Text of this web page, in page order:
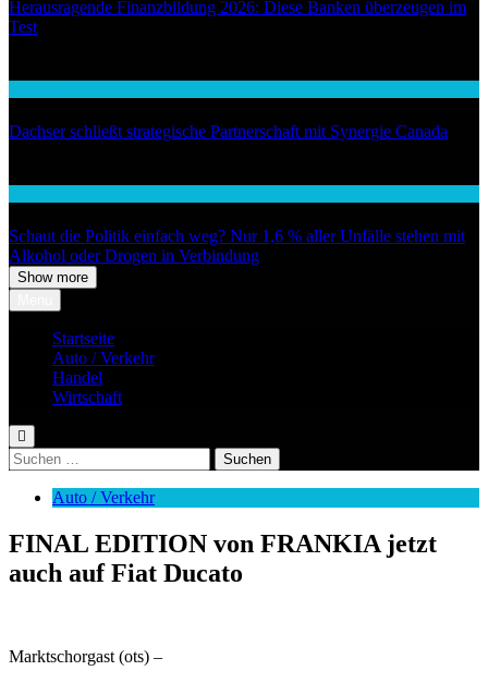
Herausragende Finanzbildung 2026: Diese Banken überzeugen im
Test
Dachser schließt strategische Partnerschaft mit Synergie Canada
Schaut die Politik einfach weg? Nur 1,6 % aller Unfälle stehen mit
Alkohol oder Drogen in Verbindung
Show more
Startseite
Auto / Verkehr
Handel
Wirtschaft
Suchen
nach:
Auto / Verkehr
FINAL EDITION von FRANKIA jetzt
auch auf Fiat Ducato
Marktschorgast (ots) –